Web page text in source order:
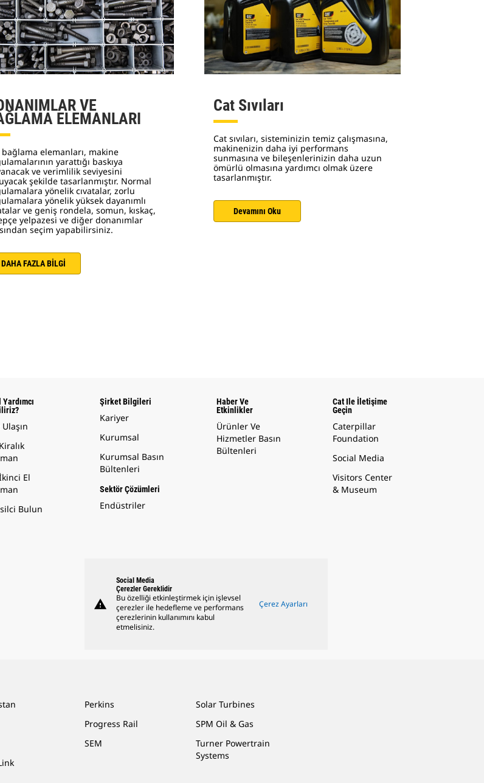
VE
ELEMANLARI
bağlama elemanları, makine
yarattığı baskıya
ve verimlilik seviyesini
şekilde tasarlanmıştır. Normal
yönelik cıvatalar, zorlu
yönelik yüksek dayanımlı
ve geniş rondela, somun, kıskaç,
yelpazesi ve diğer donanımlar
seçim yapabilirsiniz.
DAHA FAZLA BİLGİ
Cat Sıvıları
Cat sıvıları, sisteminizin temiz çalışmasına,
makinenizin daha iyi performans
sunmasına ve bileşenlerinizin daha uzun
ömürlü olmasına yardımcı olmak üzere
tasarlanmıştır.
Devamını Oku
Yardımcı
El
Bulun
Şirket Bilgileri
Kariyer
Kurumsal
Kurumsal Basın
Bültenleri
Sektör Çözümleri
Endüstriler
Haber Ve
Etkinlikler
Ürünler Ve
Hizmetler Basın
Bültenleri
Cat Ile İletişime
Geçin
Caterpillar
Foundation
Social Media
Visitors Center
& Museum
warning
Social Media
Çerezler Gereklidir
Bu özelliği etkinleştirmek için işlevsel
çerezler ile hedefleme ve performans
çerezlerinin kullanımını kabul
etmelisiniz.
Çerez Ayarları
Perkins
Progress Rail
SEM
Solar Turbines
SPM Oil & Gas
Turner Powertrain
Systems